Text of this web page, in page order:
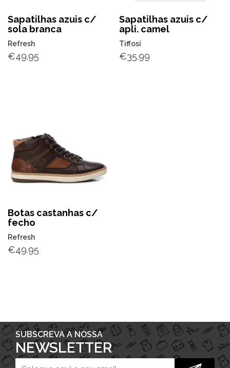
Sapatilhas azuis c/
sola branca
Refresh
€49.95
Sapatilhas azuis c/
apli. camel
Tiffosi
€35.99
Botas castanhas c/
fecho
Refresh
€49.95
SUBSCREVA A NOSSA
NEWSLETTER